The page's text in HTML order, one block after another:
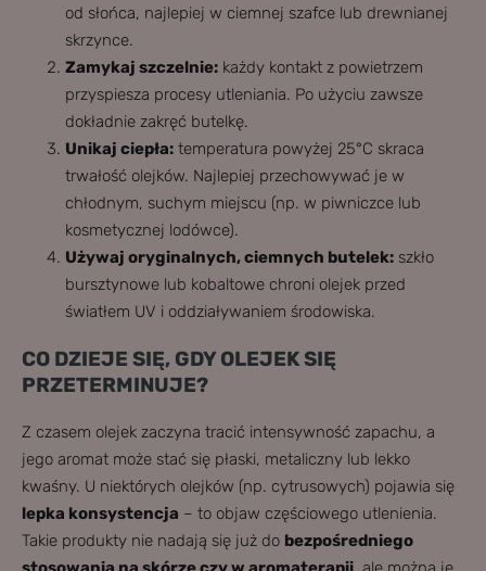
od słońca, najlepiej w ciemnej szafce lub drewnianej
skrzynce.
Zamykaj szczelnie: każdy kontakt z powietrzem
przyspiesza procesy utleniania. Po użyciu zawsze
dokładnie zakręć butelkę.
Unikaj ciepła: temperatura powyżej 25°C skraca
trwałość olejków. Najlepiej przechowywać je w
chłodnym, suchym miejscu (np. w piwniczce lub
kosmetycznej lodówce).
Używaj oryginalnych, ciemnych butelek: szkło
bursztynowe lub kobaltowe chroni olejek przed
światłem UV i oddziaływaniem środowiska.
CO DZIEJE SIĘ, GDY OLEJEK SIĘ
PRZETERMINUJE?
Z czasem olejek zaczyna tracić intensywność zapachu, a
jego aromat może stać się płaski, metaliczny lub lekko
kwaśny. U niektórych olejków (np. cytrusowych) pojawia się
lepka konsystencja – to objaw częściowego utlenienia.
Takie produkty nie nadają się już do bezpośredniego